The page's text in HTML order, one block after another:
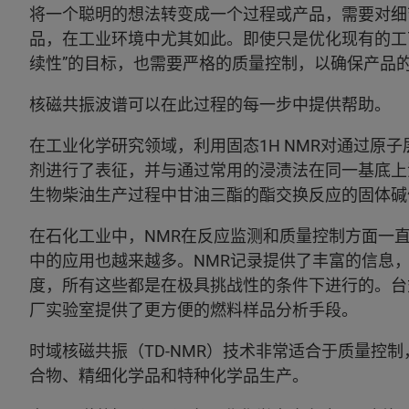
将一个聪明的想法转变成一个过程或产品，需要对
品，在工业环境中尤其如此。即使只是优化现有的
续性”的目标，也需要严格的质量控制，以确保产品
核磁共振波谱可以在此过程的每一步中提供帮助。
在工业化学研究领域，利用固态1H NMR对通过原
剂进行了表征，并与通过常用的浸渍法在同一基底
生物柴油生产过程中甘油三酯的酯交换反应的固体
在石化工业中，NMR在反应监测和质量控制方面一
中的应用也越来越多。NMR记录提供了丰富的信息
度，所有这些都是在极具挑战性的条件下进行的。
厂实验室提供了更方便的燃料样品分析手段。
时域核磁共振（TD-NMR）技术非常适合于质量控
合物、精细化学品和特种化学品生产。